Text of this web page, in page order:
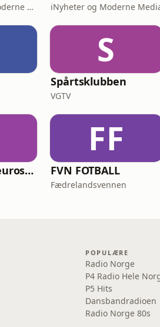
Silje Schevig og Moderne Media iNyheter og Moderne
S
Spårtsklubben
VGTV
Theoretical Neuroscience Podcast
FF
FVN FOTBALL
Fædrelandsvennen
POPULÆRE
Radio Norge
P4 Radio Hele
P5 Hits
Dansbandradioen
Radio Norge 80s